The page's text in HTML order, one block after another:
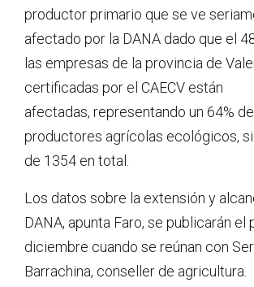
productor primario que se ve
afectado por la DANA dado que el
las empresas de la provincia de
certificadas por el CAECV están
afectadas, representando un 64%
productores agrícolas ecológicos,
de 1354 en total.
Los datos sobre la extensión y
DANA, apunta Faro, se publicarán el
diciembre cuando se reúnan con
Barrachina, conseller de agricultura.